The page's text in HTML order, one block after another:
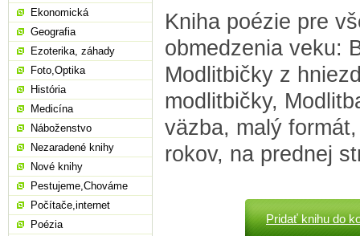
Kniha poézie pre
obmedzenia veku:
Modlitbičky z
modlitbičky,
väzba, malý
rokov, na prednej
Pridať knihu do
Ekonomická
Geografia
Ezoterika, záhady
Foto,Optika
História
Medicína
Náboženstvo
Nezaradené knihy
Nové knihy
Pestujeme,Chováme
Počítače,internet
Poézia